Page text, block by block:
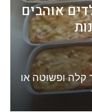
אוהבים
קלה ופשוטה או